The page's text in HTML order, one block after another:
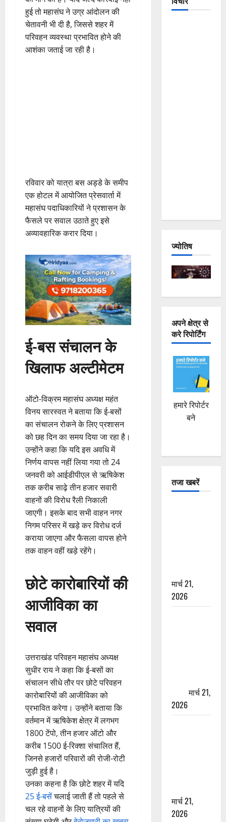
हुई तो महासंघ ने उग्र आंदोलन की
चेतावनी भी दी है, जिससे शहर में
परिवहन व्यवस्था प्रभावित होने की
आशंका जताई जा रही है।
रविवार को यात्रा बस अड्डे के समीप
एक होटल में आयोजित प्रेसवार्ता में
महासंघ पदाधिकारियों ने प्रशासन के
फैसले पर सवाल उठाते हुए इसे
अव्यावहारिक करार दिया।
ई-बस संचालन के
खिलाफ अल्टीमेटम
ऑटो-विक्रम महासंघ अध्यक्ष महंत
विनय सारस्वत ने बताया कि ई-बसों
का संचालन रोकने के लिए प्रशासन
को छह दिन का समय दिया जा रहा है।
उन्होंने कहा कि यदि इस अवधि में
निर्णय वापस नहीं लिया गया तो 24
जनवरी को आईडीपीएल से ऋषिकेश
तक करीब साढ़े तीन हजार सवारी
वाहनों की विरोध रैली निकाली
जाएगी। इसके बाद सभी वाहन नगर
निगम परिसर में खड़े कर विरोध दर्ज
कराया जाएगा और फैसला वापस होने
तक वाहन वहीं खड़े रहेंगे।
छोटे कारोबारियों की
आजीविका का
सवाल
उत्तराखंड परिवहन महासंघ अध्यक्ष
सुधीर राय ने कहा कि ई-बसों का
संचालन सीधे तौर पर छोटे परिवहन
कारोबारियों की आजीविका को
प्रभावित करेगा। उन्होंने बताया कि
वर्तमान में ऋषिकेश क्षेत्र में लगभग
1800 टेंपो, तीन हजार ऑटो और
करीब 1500 ई-रिक्शा संचालित हैं,
जिनसे हजारों परिवारों की रोजी-रोटी
जुड़ी हुई है।
उनका कहना है कि छोटे शहर में यदि
25 ई-बसेंचलाई जाती हैं तो पहले से
चल रहे वाहनों के लिए यात्रियों की
ज्योतिष
अपने क्षेत्र से
करे रिपोर्टिंग
हमारे रिपोर्टर
बने
तजा खबरें
मार्च 21,
2026
मार्च 21,
2026
मार्च 21,
2026